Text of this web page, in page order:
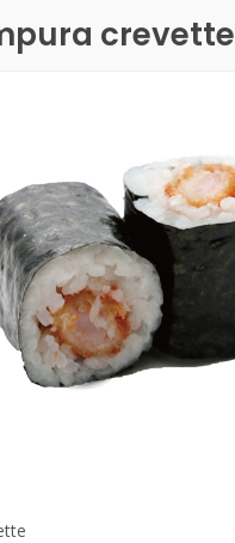
crevette